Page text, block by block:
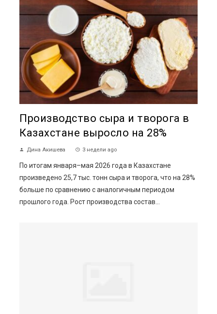
Производство сыра и творога в
Казахстане выросло на 28%
Дина Акишева 3 недели ago
По итогам января–мая 2026 года в Казахстане
произведено 25,7 тыс. тонн сыра и творога, что на 28%
больше по сравнению с аналогичным периодом
прошлого года. Рост производства состав...